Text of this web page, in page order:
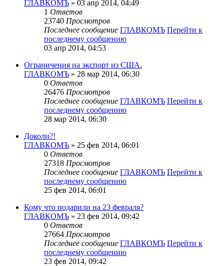
ГЛАВКОМЪ » 03 апр 2014, 04:49
1 Ответов
23740 Просмотров
Последнее сообщение ГЛАВКОМЪ Перейти к
последнему сообщению
03 апр 2014, 04:53
Ограничения на экспорт из США.
ГЛАВКОМЪ » 28 мар 2014, 06:30
0 Ответов
26476 Просмотров
Последнее сообщение ГЛАВКОМЪ Перейти к
последнему сообщению
28 мар 2014, 06:30
Доколи?!
ГЛАВКОМЪ » 25 фев 2014, 06:01
0 Ответов
27318 Просмотров
Последнее сообщение ГЛАВКОМЪ Перейти к
последнему сообщению
25 фев 2014, 06:01
Кому что подарили на 23 февраля?
ГЛАВКОМЪ » 23 фев 2014, 09:42
0 Ответов
27664 Просмотров
Последнее сообщение ГЛАВКОМЪ Перейти к
последнему сообщению
23 фев 2014, 09:42